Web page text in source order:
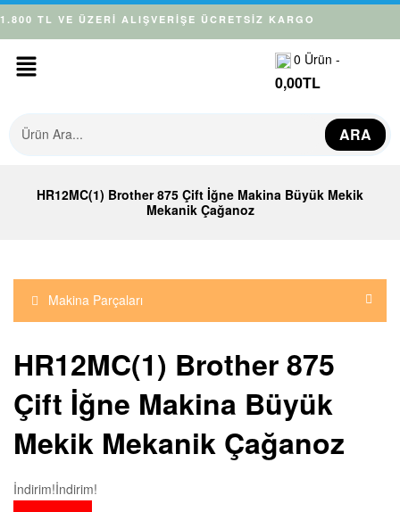
1.800 TL VE ÜZERİ ALIŞVERİŞE ÜCRETSİZ KARGO
0 Ürün -
0,00TL
ARA
HR12MC(1) Brother 875 Çift İğne Makina Büyük Mekik
Mekanik Çağanoz
Makina Parçaları
HR12MC(1) Brother 875
Çift İğne Makina Büyük
Mekik Mekanik Çağanoz
İndirim!İndirim!